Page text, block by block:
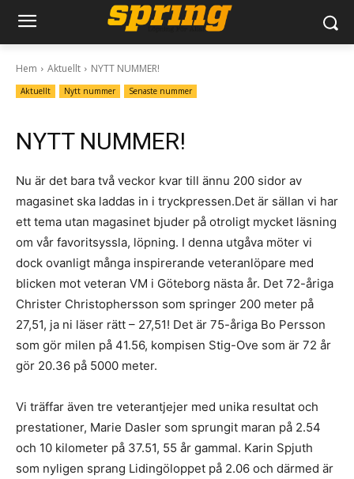
Hem Aktuellt NYTT NUMMER!
Aktuellt Nytt nummer Senaste nummer
NYTT NUMMER!
Nu är det bara två veckor kvar till ännu 200 sidor av
magasinet ska laddas in i tryckpressen.Det är sällan vi har
ett tema utan magasinet bjuder på otroligt mycket läsning
om vår favoritsyssla, löpning. I denna utgåva möter vi
dock ovanligt många inspirerande veteranlöpare med
blicken mot veteran VM i Göteborg nästa år. Det 72-åriga
Christer Christophersson som springer 200 meter på
27,51, ja ni läser rätt – 27,51! Det är 75-åriga Bo Persson
som gör milen på 41.56, kompisen Stig-Ove som är 72 år
gör 20.36 på 5000 meter.
Vi träffar även tre veterantjejer med unika resultat och
prestationer, Marie Dasler som sprungit maran på 2.54
och 10 kilometer på 37.51, 55 år gammal. Karin Spjuth
som nyligen sprang Lidingöloppet på 2.06 och därmed är